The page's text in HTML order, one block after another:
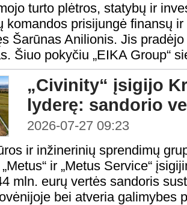
turto plėtros, statybų ir
komandos prisijungė finansų
Šarūnas Anilionis. Jis
Šiuo pokyčiu „EIKA Group“
„Civinity“ įsigijo
lyderę: sandorio
2026-07-27 09:23
ir inžinerinių sprendimų
ir „Metus Service“
mln. eurų vertės sandoris
bei atveria galimybes